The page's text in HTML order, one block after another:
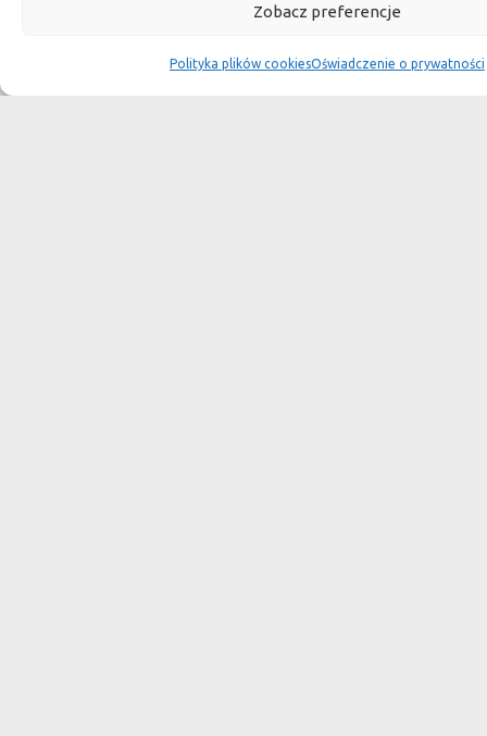
Zobacz preferencje
Polityka plików cookiesOświadczenie o prywatności